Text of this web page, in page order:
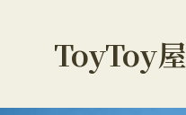
ToyToy屋